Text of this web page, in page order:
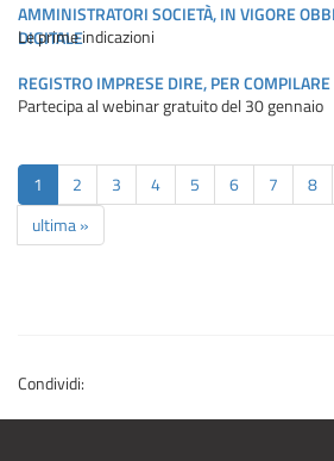
AMMINISTRATORI SOCIETÀ, IN VIGORE
DIGITALE
Le prime indicazioni
REGISTRO IMPRESE DIRE, PER
Partecipa al webinar gratuito del 30 gennaio
1 2 3 4 5 6 7 8
ultima »
Condividi: